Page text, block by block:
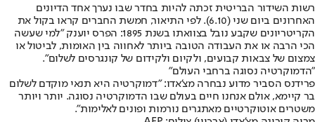
רשות השידור הבריטית זכתה להיות בחדר שבו נערך אחד הדיונים
האחרונים ביום שני (6.10). לפי התיאור, חמשת החברים קראו בקול את
הקריטריונים שקבע נובל בצוואתו בשנת 1895: הפרס יוענק ״למי שעשה
הכי הרבה או את העבודה הטובה ביותר לאחווה בין האומות, לביטול או
צמצום של צבאות קבועים, ולקיום ולקידום של קונגרסים לשלום״.
״הדמוקרטיה נסוגה ברחבי העולם״
פרידנס הסביר מדוע נבחרה מצ’אדו: ״דמוקרטיה היא תנאי מוקדם לשלום
בר קיימא, אולם אנחנו חיים בעולם שבו הדמוקרטיה נסוגה. יותר ויותר
משטרים אוטוקרטיים מאתגרים נורמות ופונים לאלימות״.